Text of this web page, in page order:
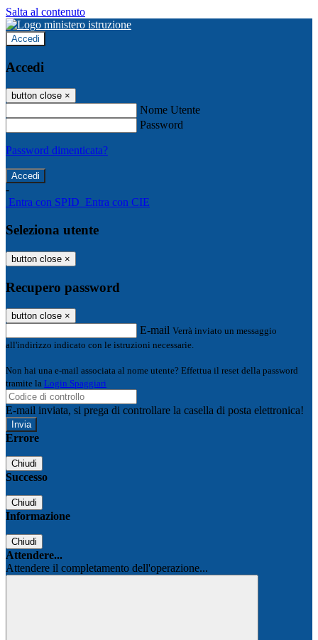
Salta al contenuto
Accedi
Accedi
button close ×
Nome Utente
Password
Password dimenticata?
-
Entra con SPID Entra con CIE
Seleziona utente
button close ×
Recupero password
button close ×
E-mail Verrà inviato un messaggio
all'indirizzo indicato con le istruzioni necessarie.
Non hai una e-mail associata al nome utente? Effettua il reset della password
tramite la Login Spaggiari
E-mail inviata, si prega di controllare la casella di posta elettronica!
Errore
Chiudi
Successo
Chiudi
Informazione
Chiudi
Attendere...
Attendere il completamento dell'operazione...